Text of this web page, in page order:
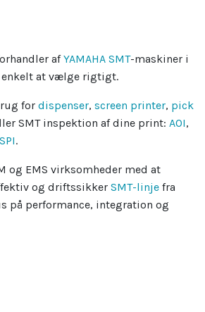
afYAMAHA SMT-maskiner i
enkelt at vælge rigtigt.
for dispenser, screen printer, pick
SMT inspektion af dine print: AOI,
SPI.
og EMS virksomheder med at
og driftssikker SMT-linje fra
på performance, integration og